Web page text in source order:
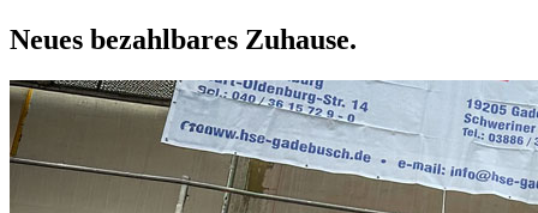
Neues bezahlbares Zuhause.